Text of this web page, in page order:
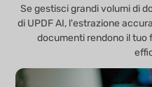
Se gestisci grandi volumi di
di UPDF AI, l'estrazione
documenti rendono il tuo